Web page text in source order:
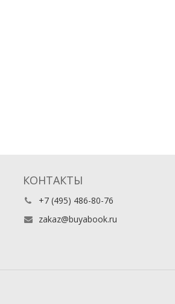
КОНТАКТЫ
+7 (495) 486-80-76
zakaz@buyabook.ru